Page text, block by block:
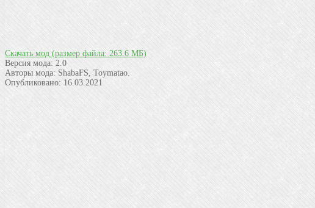
Скачать мод (размер файла: 263.6 МБ)
Версия мода: 2.0
Авторы мода: ShabaFS, Toymatao.
Опубликовано: 16.03.2021